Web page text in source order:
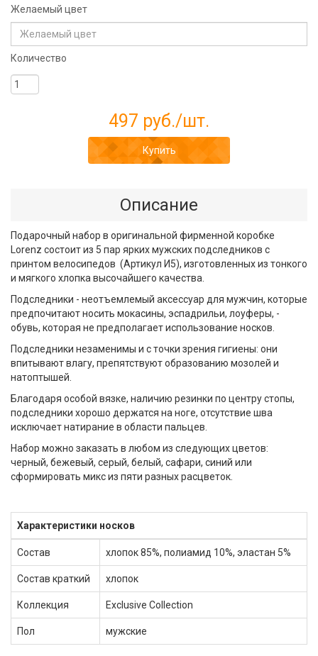
Желаемый цвет
Количество
497 руб./шт.
Купить
Описание
Подарочный набор в оригинальной фирменной коробке
Lorenz состоит из 5 пар ярких мужских подследников с
принтом велосипедов (Артикул И5), изготовленных из тонкого
и мягкого хлопка высочайшего качества.
Подследники - неотъемлемый аксессуар для мужчин, которые
предпочитают носить мокасины, эспадрильи, лоуферы, -
обувь, которая не предполагает использование носков.
Подследники незаменимы и с точки зрения гигиены: они
впитывают влагу, препятствуют образованию мозолей и
натоптышей.
Благодаря особой вязке, наличию резинки по центру стопы,
подследники хорошо держатся на ноге, отсутствие шва
исключает натирание в области пальцев.
Набор можно заказать в любом из следующих цветов:
черный, бежевый, серый, белый, сафари, синий или
сформировать микс из пяти разных расцветок.
Характеристики носков
Состав хлопок 85%, полиамид 10%, эластан 5%
Состав краткий хлопок
Коллекция Exclusive Collection
Пол мужские